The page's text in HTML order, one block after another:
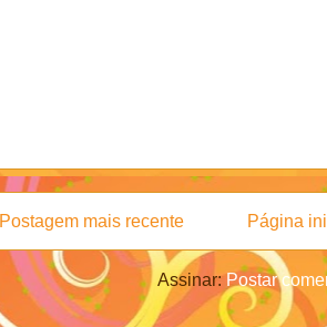
Postagem mais recente Página
Assinar:Postar